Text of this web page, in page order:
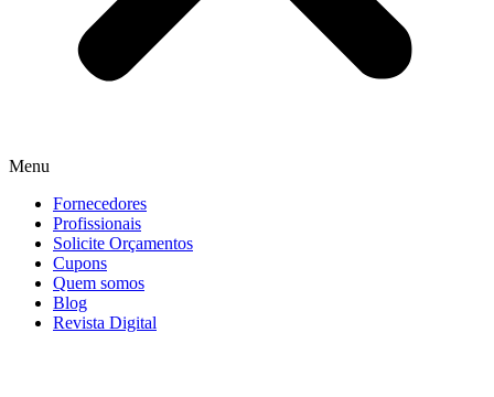
Menu
Fornecedores
Profissionais
Solicite Orçamentos
Cupons
Quem somos
Blog
Revista Digital